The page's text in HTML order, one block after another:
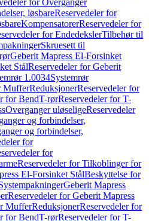
for Overganger
løsbareReservedeler for
KompensatorerReservedeler for
for EndedekslerTilbehør til
Skruesett til
Geberit Mapress El-Forsinket
StålReservedeler for Geberit
1.0034Systemrør
MufferReduksjonerReservedeler for
for BendT-rørReservedeler for T-
Overganger uløseligeReservedeler
og forbindelser,
og forbindelser,
for
for
Reservedeler for Tilkoblinger for
El-Forsinket StålBeskyttelse for
Geberit Mapress
Reservedeler for Geberit Mapress
MufferReduksjonerReservedeler for
for BendT-rørReservedeler for T-